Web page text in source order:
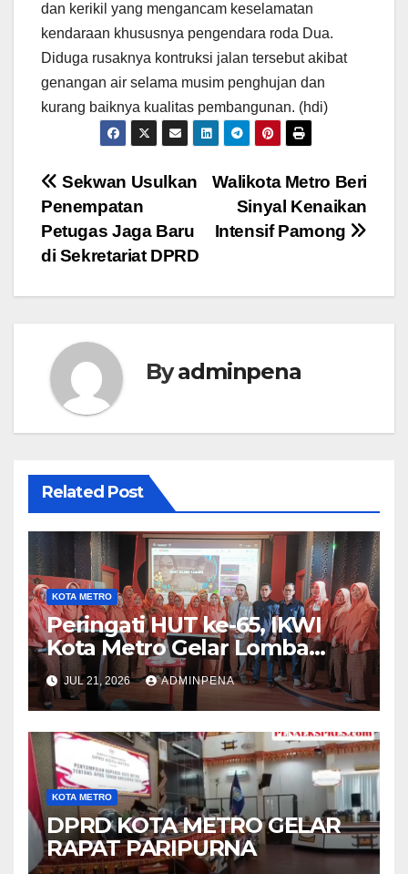
dan kerikil yang mengancam keselamatan
kendaraan khususnya pengendara roda Dua.
Diduga rusaknya kontruksi jalan tersebut akibat
genangan air selama musim penghujan dan
kurang baiknya kualitas pembangunan. (hdi)
Navigasi
pos
Walikota Metro Beri
Sinyal Kenaikan
Intensif Pamong
Sekwan Usulkan
Penempatan
Petugas Jaga Baru
di Sekretariat DPRD
Byadminpena
Related Post
KOTA METRO
Peringati HUT ke-65, IKWI
Kota Metro Gelar Lomba
Fashion Show
JUL 21, 2026 ADMINPENA
KOTA METRO
DPRD KOTA METRO GELAR
RAPAT PARIPURNA